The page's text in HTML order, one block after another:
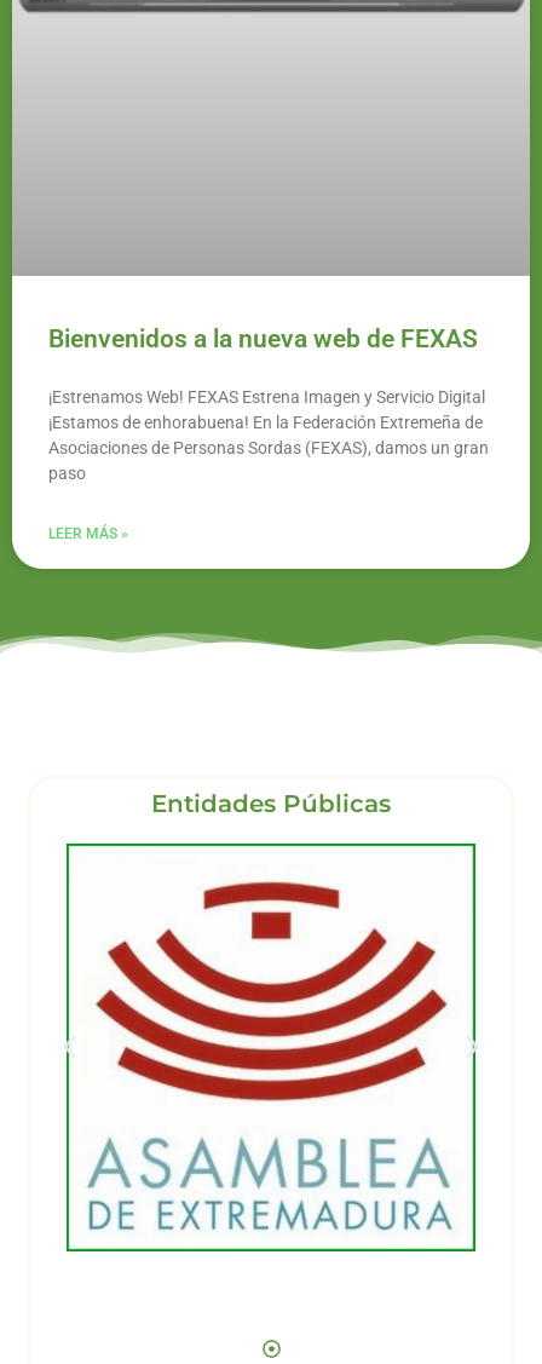
Bienvenidos a la nueva web de FEXAS
¡Estrenamos Web! FEXAS Estrena Imagen y Servicio Digital
¡Estamos de enhorabuena! En la Federación Extremeña de
Asociaciones de Personas Sordas (FEXAS), damos un gran
paso
LEER MÁS »
Entidades Públicas